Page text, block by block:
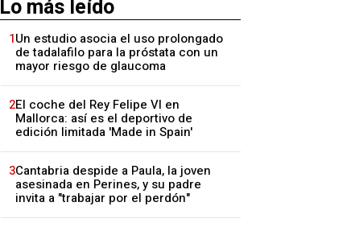
Lo más leído
1Un estudio asocia el uso prolongado
de tadalafilo para la próstata con un
mayor riesgo de glaucoma
2El coche del Rey Felipe VI en
Mallorca: así es el deportivo de
edición limitada 'Made in Spain'
3Cantabria despide a Paula, la joven
asesinada en Perines, y su padre
invita a "trabajar por el perdón"